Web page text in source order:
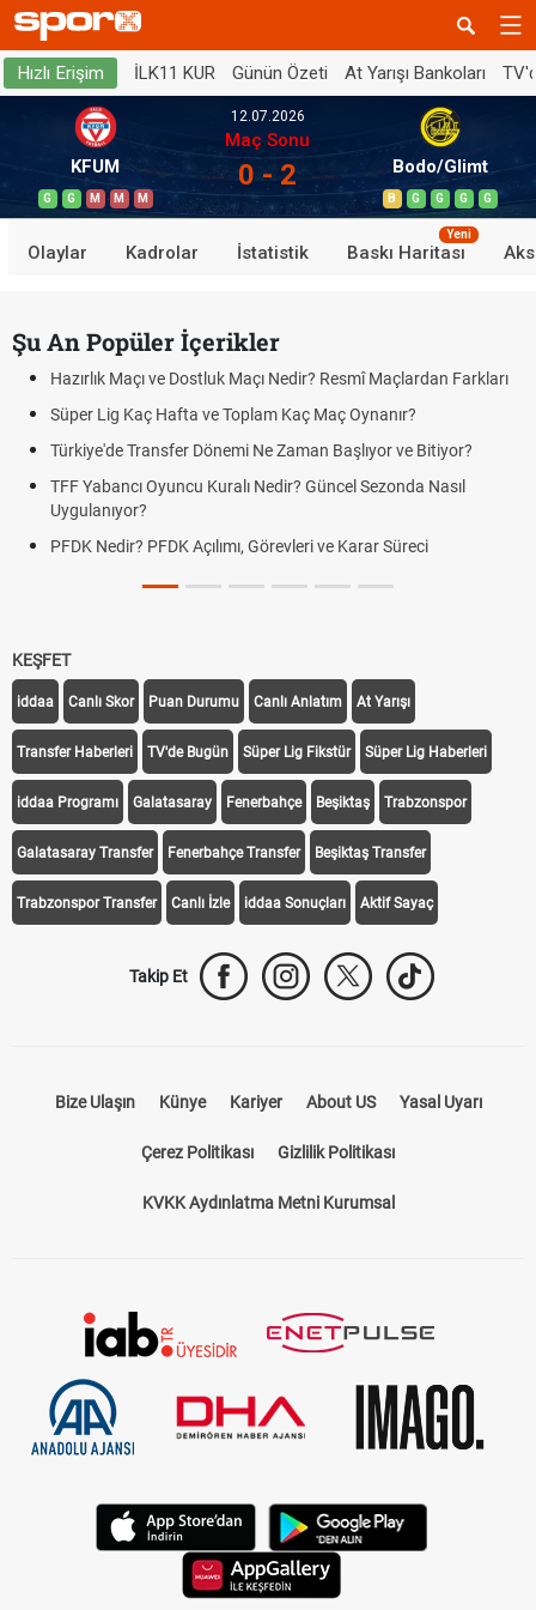
Hızlı Erişim İLK11 KUR Günün Özeti At Yarışı Bankoları
KFUM
G G M M M
12.07.2026
Maç Sonu
0 - 2 Bodo/Glimt
B G G G G
Olaylar Kadrolar İstatistik Baskı Haritası
Yeni
Şu An Popüler İçerikler
Hazırlık Maçı ve Dostluk Maçı Nedir? Resmî Maçlardan Farkları
Süper Lig Kaç Hafta ve Toplam Kaç Maç Oynanır?
Türkiye'de Transfer Dönemi Ne Zaman Başlıyor ve Bitiyor?
TFF Yabancı Oyuncu Kuralı Nedir? Güncel Sezonda Nasıl
Uygulanıyor?
PFDK Nedir? PFDK Açılımı, Görevleri ve Karar Süreci
KEŞFET
iddaa Canlı Skor Puan Durumu Canlı Anlatım At Yarışı
Transfer Haberleri TV'de Bugün Süper Lig Fikstür Süper Lig Haberleri
iddaa Programı Galatasaray Fenerbahçe Beşiktaş Trabzonspor
Galatasaray Transfer Fenerbahçe Transfer Beşiktaş Transfer
Trabzonspor Transfer Canlı İzle iddaa Sonuçları Aktif Sayaç
Takip Et
Bize Ulaşın Künye Kariyer About US Yasal Uyarı
Çerez Politikası Gizlilik Politikası
KVKK Aydınlatma Metni Kurumsal